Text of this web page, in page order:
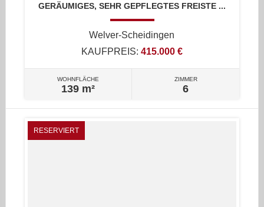
GERÄUMIGES, SEHR GEPFLEGTES FREISTE ...
Welver-Scheidingen
KAUFPREIS: 415.000 €
WOHNFLÄCHE
139 m²
ZIMMER
6
RESERVIERT